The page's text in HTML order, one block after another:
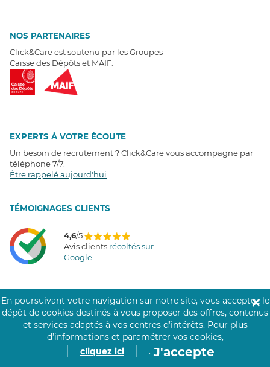
NOS PARTENAIRES
Click&Care est soutenu par les Groupes
Caisse des Dépôts et MAIF.
EXPERTS À VOTRE ÉCOUTE
Un besoin de recrutement ? Click&Care vous accompagne par
téléphone 7/7
Être rappelé aujourd'hui
TÉMOIGNAGES CLIENTS
4,6/5
Avis clients récoltés sur
Google
COMMUNAUTÉ CLICK&CARE
En poursuivant votre navigation sur notre site, vous acceptez le
dépôt de cookies destinés à vous proposer des offres, contenus
et services adaptés à vos centres d’intérêts. Pour plus
d’informations et paramétrer vos cookies,
cliquez ici
. J'accepte
✕